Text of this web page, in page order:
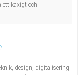
ett kaxigt och
design, digitalisering